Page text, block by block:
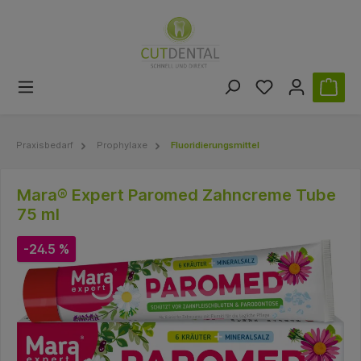
Praxisbedarf Prophylaxe Fluoridierungsmittel
Mara® Expert Paromed Zahncreme Tube
75 ml
-24.5 %